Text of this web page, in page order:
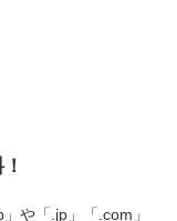
や「.jp」「.com」